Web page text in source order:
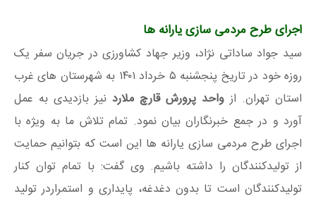
اجرای طرح مردمی سازی یارانه ها
سید جواد ساداتی نژاد، وزیر جهاد کشاورزی در جریان سفر یک
روزه خود در تاریخ پنجشنبه ۵ خرداد ۱۴۰۱ به شهرستان های غرب
استان تهران. از واحد پرورش قارچ ملارد نیز بازدیدی به عمل
آورد و در جمع خبرنگاران بیان نمود. تمام تلاش ما به ویژه با
اجرای طرح مردمی سازی یارانه ها این است که بتوانیم حمایت
از تولیدکنندگان را داشته باشیم. وی گفت: با تمام توان کنار
تولیدکنندگان است تا بدون دغدغه، پایداری و استمراردر تولید